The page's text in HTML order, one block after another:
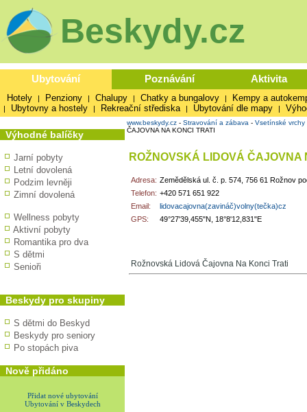
Beskydy.cz
Ubytování Poznávání Aktivita
Hotely | Penziony | Chalupy | Chatky a bungalovy | Kempy a
| Ubytovny a hostely | Rekreační střediska | Ubytování dle mapy |
Výhodné balíčky
Jarní pobyty
Letní dovolená
Podzim levněji
Zimní dovolená
Wellness pobyty
Aktivní pobyty
Romantika pro dva
S dětmi
Senioři
Beskydy pro skupiny
S dětmi do Beskyd
Beskydy pro seniory
Po stopách piva
Nově přidáno
Přidat nové ubytování
Ubytování v Beskydech
www.beskydy.cz - Stravování a zábava - Vsetínské vrchy
ČAJOVNA NA KONCI TRATI
ROŽNOVSKÁ LIDOVÁ ČAJOVNA
Adresa: Zemědělská ul. č. p. 574, 756 61 Rožnov
Telefon: +420 571 651 922
Email:
lidovacajovna(zavináč)volny(tečka)cz
GPS:
49°27'39,455"N, 18°8'12,831"E
Rožnovská Lidová Čajovna Na Konci Trati